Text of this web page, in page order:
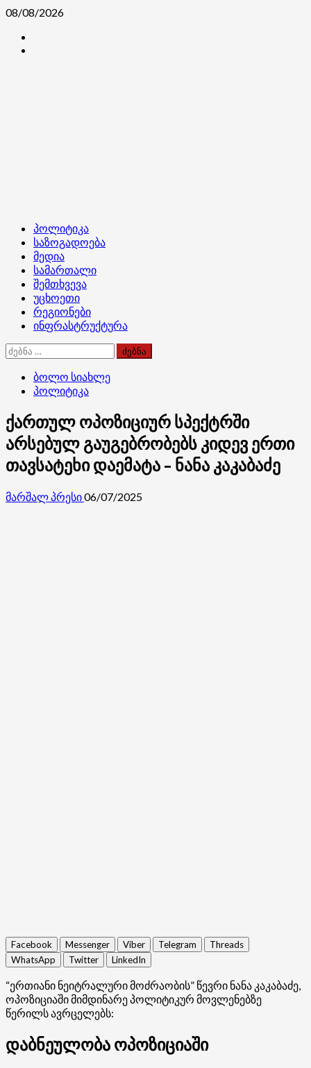
Skip
content
08/08/2026
Primary
Menu
პოლიტიკა
საზოგადოება
მედია
სამართალი
შემთხვევა
უცხოეთი
რეგიონები
ინფრასტრუქტურა
ძებნა:
ბოლო სიახლე
პოლიტიკა
ქართულ ოპოზიციურ სპექტრში
არსებულ გაუგებრობებს კიდევ ერთი
თავსატეხი დაემატა – ნანა კაკაბაძე
მარშალ პრესი06/07/2025
Facebook Messenger Viber Telegram
Threads
WhatsApp
Twitter LinkedIn
“ერთიანი ნეიტრალური მოძრაობის” წევრი ნანა კაკაბაძე,
ოპოზიციაში მიმდინარე პოლიტიკურ მოვლენებზე
წერილს ავრცელებს:
დაბნეულობა ოპოზიციაში